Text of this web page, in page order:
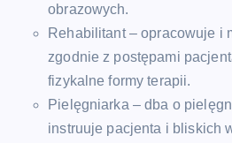
obrazowych.
Rehabilitant – opracowuje i
zgodnie z postępami
fizykalne formy terapii.
Pielęgniarka – dba o
instruuje pacjenta i bliskich